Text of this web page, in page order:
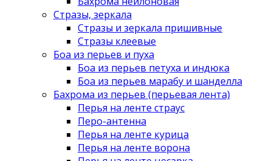
Стразы, зеркала
Стразы и зеркала пришивные
Стразы клеевые
Боа из перьев и пуха
Боа из перьев петуха и индюка
Боа из перьев марабу и шанделла
Бахрома из перьев (перьевая лента)
Перья на ленте страус
Перо-антенна
Перья на ленте курица
Перья на ленте ворона